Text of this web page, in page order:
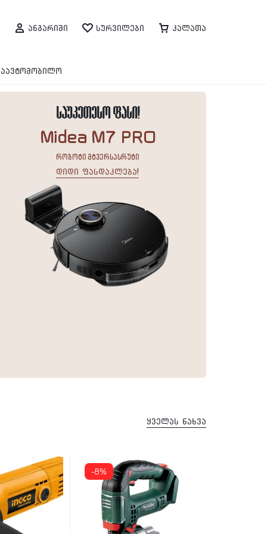
ანგარიში სურვილები კალათა
საუკეთესო ფასი!
Midea M7 PRO
რობოტი მტვერსასრუტი
დიდი ფასდაკლება!
ყველას ნახვა
-8%